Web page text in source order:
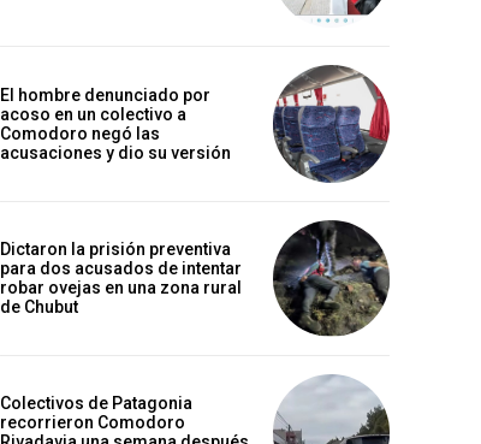
El hombre denunciado por
acoso en un colectivo a
Comodoro negó las
acusaciones y dio su versión
Dictaron la prisión preventiva
para dos acusados de intentar
robar ovejas en una zona rural
de Chubut
Colectivos de Patagonia
recorrieron Comodoro